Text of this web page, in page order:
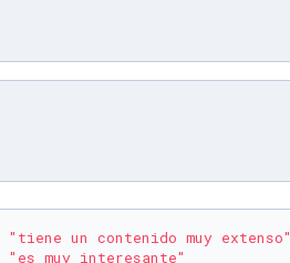
"tiene un contenido muy extenso"
"es muy interesante"